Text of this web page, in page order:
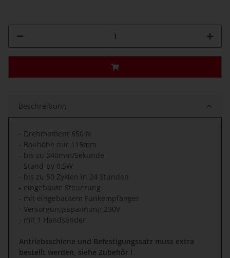
Beschreibung
- Drehmoment 650 N
- Bauhöhe nur 115mm
- bis zu 240mm/Sekunde
- Stand-by 0,5W
- bis zu 50 Zyklen in 24 Stunden
- eingebaute Steuerung
- mit eingebautem Funkempfänger
- Versorgungsspannung 230V
- mit 1 Handsender
Antriebsschiene und Befestigungssatz muss extra
bestellt werden, siehe Zubehör !